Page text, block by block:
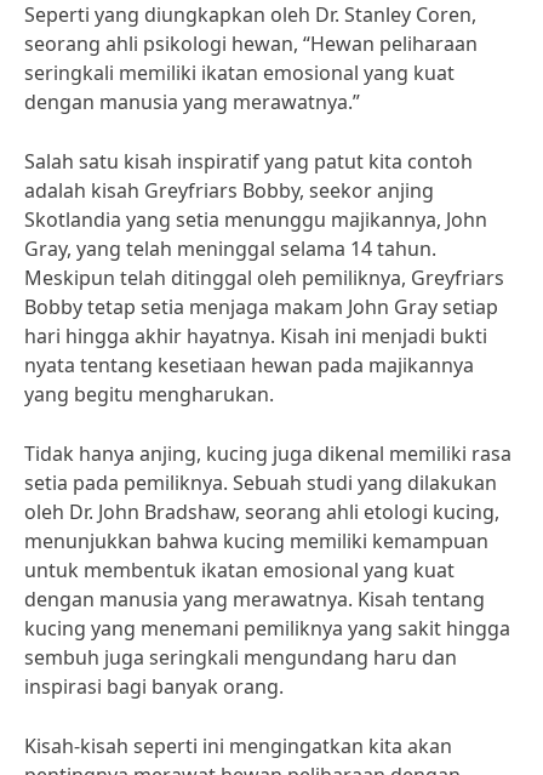
Seperti yang diungkapkan oleh Dr. Stanley Coren,
seorang ahli psikologi hewan, “Hewan peliharaan
seringkali memiliki ikatan emosional yang kuat
dengan manusia yang merawatnya.”
Salah satu kisah inspiratif yang patut kita contoh
adalah kisah Greyfriars Bobby, seekor anjing
Skotlandia yang setia menunggu majikannya, John
Gray, yang telah meninggal selama 14 tahun.
Meskipun telah ditinggal oleh pemiliknya, Greyfriars
Bobby tetap setia menjaga makam John Gray setiap
hari hingga akhir hayatnya. Kisah ini menjadi bukti
nyata tentang kesetiaan hewan pada majikannya
yang begitu mengharukan.
Tidak hanya anjing, kucing juga dikenal memiliki rasa
setia pada pemiliknya. Sebuah studi yang dilakukan
oleh Dr. John Bradshaw, seorang ahli etologi kucing,
menunjukkan bahwa kucing memiliki kemampuan
untuk membentuk ikatan emosional yang kuat
dengan manusia yang merawatnya. Kisah tentang
kucing yang menemani pemiliknya yang sakit hingga
sembuh juga seringkali mengundang haru dan
inspirasi bagi banyak orang.
Kisah-kisah seperti ini mengingatkan kita akan